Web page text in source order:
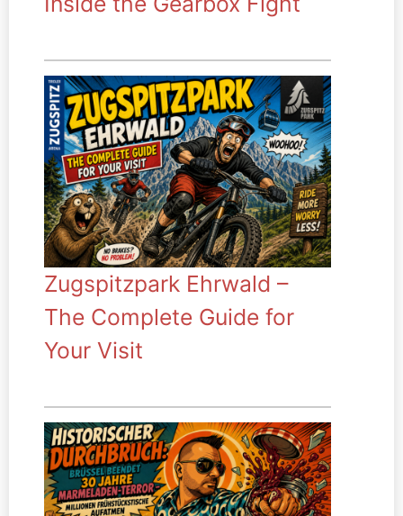
Zugspitzpark Ehrwald –
The Complete Guide for
Your Visit